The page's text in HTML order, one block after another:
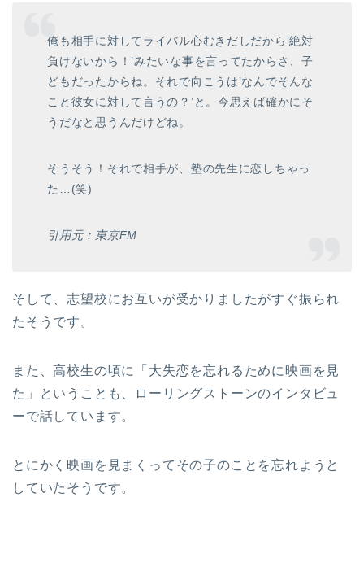
俺も相手に対してライバル心むきだしだから’絶対
負けないから！’みたいな事を言ってたからさ、子
どもだったからね。それで向こうは’なんでそんな
こと彼女に対して言うの？’と。今思えば確かにそ
うだなと思うんだけどね。
そうそう！それで相手が、塾の先生に恋しちゃっ
た…(笑)
引用元：東京FM
そして、志望校にお互いが受かりましたがすぐ振られ
たそうです。
また、高校生の頃に「大失恋を忘れるために映画を見
た」ということも、ローリングストーンのインタビュ
ーで話しています。
とにかく映画を見まくってその子のことを忘れようと
していたそうです。